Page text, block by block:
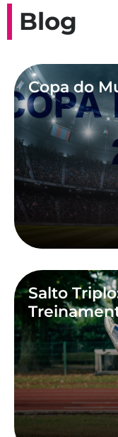
Blog
Copa do
Salto